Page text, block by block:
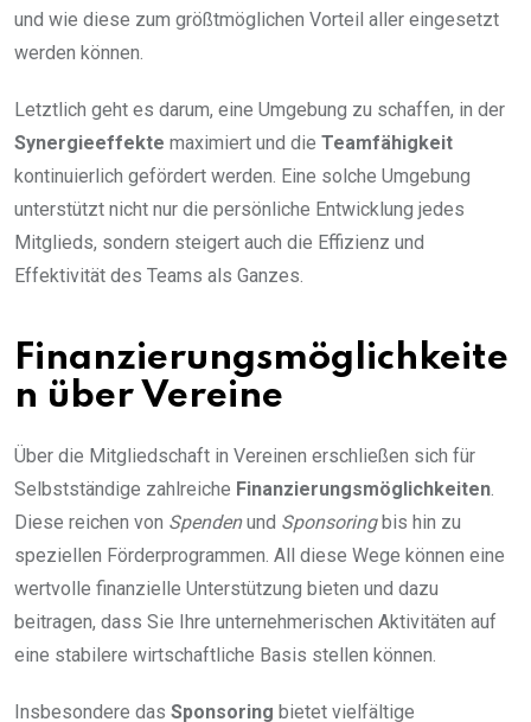
und wie diese zum größtmöglichen Vorteil aller eingesetzt
werden können.
Letztlich geht es darum, eine Umgebung zu schaffen, in der
Synergieeffekte maximiert und die Teamfähigkeit
kontinuierlich gefördert werden. Eine solche Umgebung
unterstützt nicht nur die persönliche Entwicklung jedes
Mitglieds, sondern steigert auch die Effizienz und
Effektivität des Teams als Ganzes.
Finanzierungsmöglichkeite
n über Vereine
Über die Mitgliedschaft in Vereinen erschließen sich für
Selbstständige zahlreiche Finanzierungsmöglichkeiten.
Diese reichen von Spendenund Sponsoringbis hin zu
speziellen Förderprogrammen. All diese Wege können eine
wertvolle finanzielle Unterstützung bieten und dazu
beitragen, dass Sie Ihre unternehmerischen Aktivitäten auf
eine stabilere wirtschaftliche Basis stellen können.
Insbesondere das Sponsoring bietet vielfältige